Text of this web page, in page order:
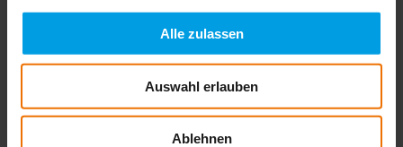
Alle zulassen
Auswahl erlauben
Ablehnen
Hermann Sewerin GmbH